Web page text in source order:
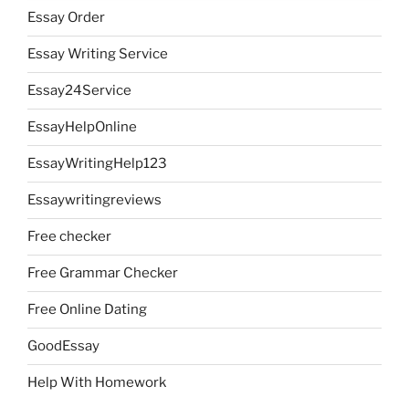
Essay Order
Essay Writing Service
Essay24Service
EssayHelpOnline
EssayWritingHelp123
Essaywritingreviews
Free checker
Free Grammar Checker
Free Online Dating
GoodEssay
Help With Homework